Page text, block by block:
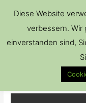
snob cut1
Kommentar verfassen
Diese Website
verbessern. Wir
einverstanden sind,